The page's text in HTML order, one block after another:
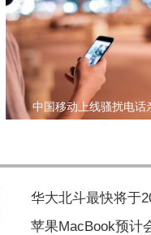
中国移动上线骚扰电话
华大北斗最快将于
苹果MacBook预计